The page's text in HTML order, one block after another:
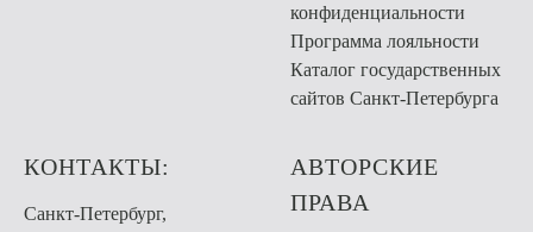
конфиденциальности
Программа лояльности
Каталог государственных
сайтов Санкт-Петербурга
КОНТАКТЫ:
Санкт-Петербург,
АВТОРСКИЕ
ПРАВА